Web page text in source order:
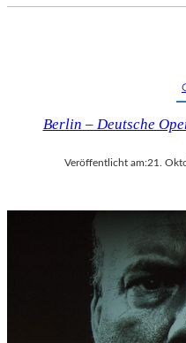
Berlin – Deutsche
Veröffentlicht am:21.